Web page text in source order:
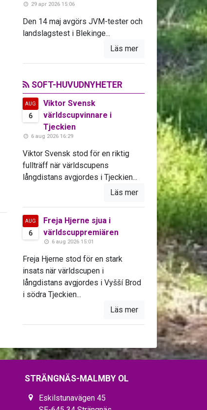
29 apr 2026 15:06
Den 14 maj avgörs JVM-tester och
landslagstest i Blekinge...
Läs mer
SOFT-HUVUDNYHETER
AUG
6
Viktor Svensk
världscupvinnare i
Tjeckien
6 aug 2026 16:29
Viktor Svensk stod för en riktig
fullträff när världscupens
långdistans avgjordes i Tjeckien...
Läs mer
AUG
6
Freja Hjerne sjua i
världscuppremiären
6 aug 2026 15:01
Freja Hjerne stod för en stark
insats när världscupen i
långdistans avgjordes i Vyšší Brod
i södra Tjeckien...
Läs mer
STRÄNGNÄS-MALMBY OL
Eskilstunavägen 45